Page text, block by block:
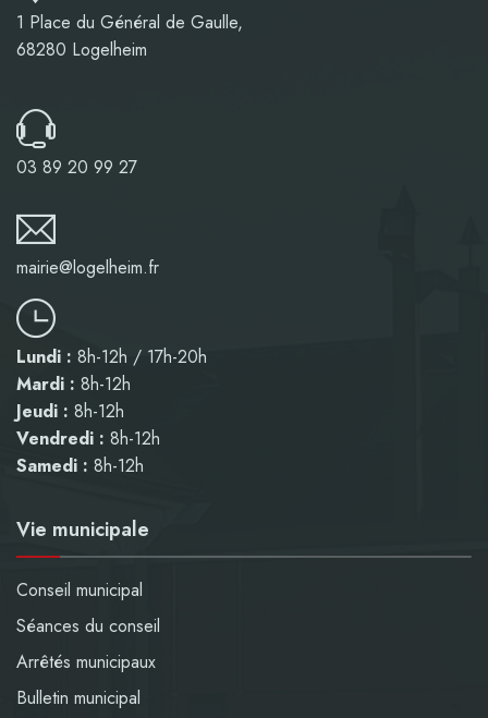
1 Place du Général de Gaulle,
68280 Logelheim
03 89 20 99 27
mairie@logelheim.fr
Lundi : 8h-12h / 17h-20h
Mardi : 8h-12h
Jeudi : 8h-12h
Vendredi : 8h-12h
Samedi : 8h-12h
Vie municipale
Conseil municipal
Séances du conseil
Arrêtés municipaux
Bulletin municipal